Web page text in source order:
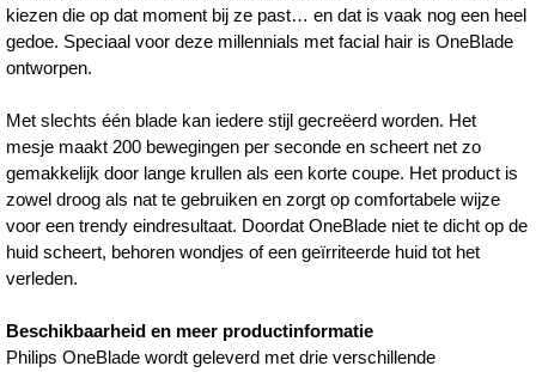
kiezen die op dat moment bij ze past… en dat is vaak nog een heel
gedoe. Speciaal voor deze millennials met facial hair is OneBlade
ontworpen.
Met slechts één blade kan iedere stijl gecreëerd worden. Het
mesje maakt 200 bewegingen per seconde en scheert net zo
gemakkelijk door lange krullen als een korte coupe. Het product is
zowel droog als nat te gebruiken en zorgt op comfortabele wijze
voor een trendy eindresultaat. Doordat OneBlade niet te dicht op de
huid scheert, behoren wondjes of een geïrriteerde huid tot het
verleden.
Beschikbaarheid en meer productinformatie
Philips OneBlade wordt geleverd met drie verschillende